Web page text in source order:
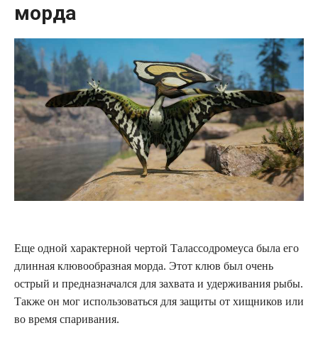
морда
Еще одной характерной чертой Талассодромеуса была его
длинная клювообразная морда. Этот клюв был очень
острый и предназначался для захвата и удерживания рыбы.
Также он мог использоваться для защиты от хищников или
во время спаривания.